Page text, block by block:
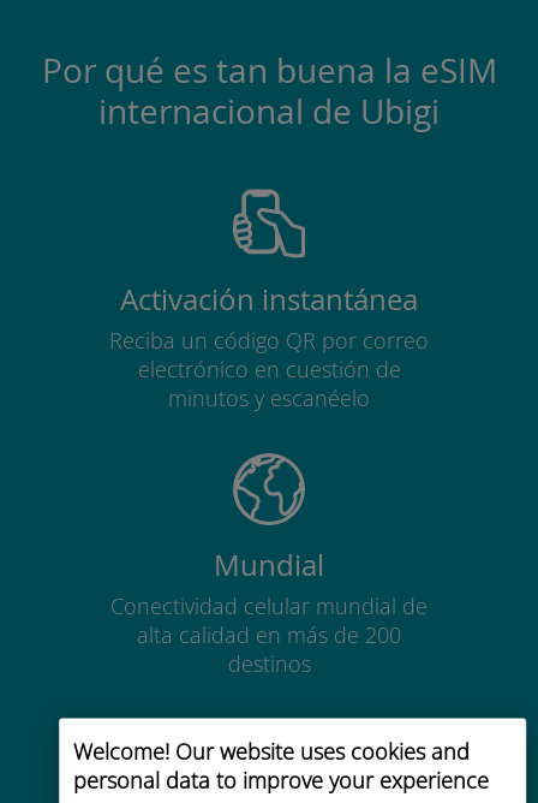
Welcome! Our website uses cookies and
personal data to improve your experience
Por qué es tan buena la eSIM
internacional de Ubigi
Activación instantánea
Reciba un código QR por correo
electrónico en cuestión de
minutos y escanéelo
Mundial
Conectividad celular mundial de
alta calidad en más de 200
destinos